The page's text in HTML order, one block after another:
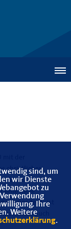
der
christlichen
Menschen zu
eine neue
mit uns teilt, ist
auch
sind, um
wir Dienste
zu
Ihre
Weitere
.